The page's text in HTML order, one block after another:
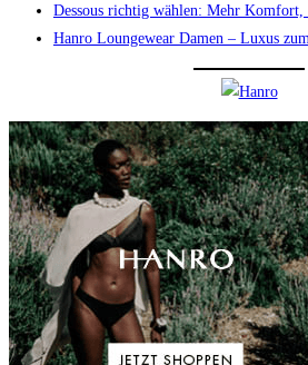
Dessous richtig wählen: Mehr Komfort,
Hanro Loungewear Damen – Luxus